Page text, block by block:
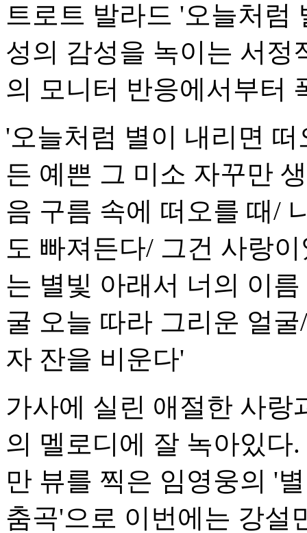
트로트 발라드 '오늘처럼
성의 감성을 녹이는 서정
의 모니터 반응에서부터
'오늘처럼 별이 내리면
든 예쁜 그 미소 자꾸만
음 구름 속에 떠오를 때/
도 빠져든다/ 그건 사랑
는 별빛 아래서 너의 이
굴 오늘 따라 그리운 얼
자 잔을 비운다'
가사에 실린 애절한 사랑
의 멜로디에 잘 녹아있다
만 뷰를 찍은 임영웅의 '
춤곡'으로 이번에는 강설